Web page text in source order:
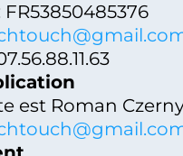
est Roman